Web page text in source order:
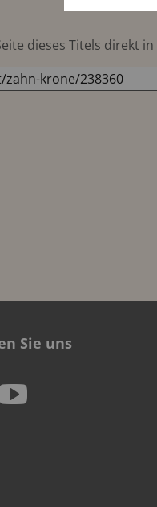
dieses Titels direkt
Sie uns
c